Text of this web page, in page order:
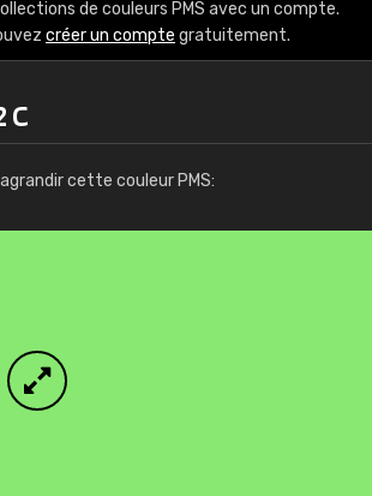
de couleurs PMS avec un compte.
créer un compte gratuitement.
C
cette couleur PMS: